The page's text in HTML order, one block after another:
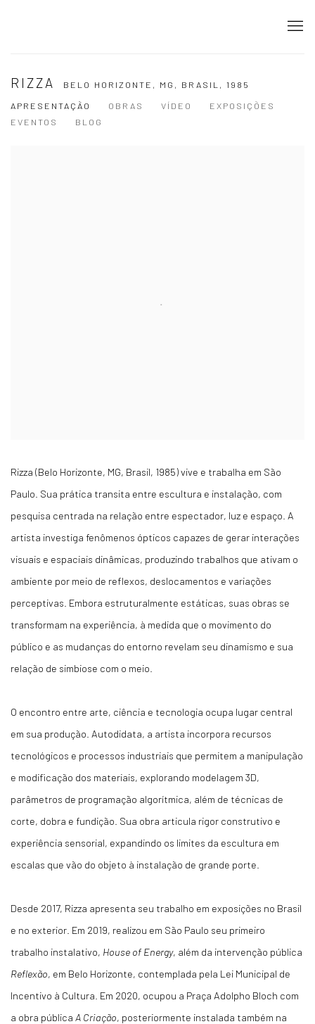
RIZZA BELO HORIZONTE, MG, BRASIL,1985
APRESENTAÇÃO
OBRAS VÍDEO
EXPOSIÇÕES
EVENTOS
BLOG
Rizza (Belo Horizonte, MG, Brasil, 1985) vive e trabalha em São
Paulo. Sua prática transita entre escultura e instalação, com
pesquisa centrada na relação entre espectador, luz e espaço. A
artista investiga fenômenos ópticos capazes de gerar interações
visuais e espaciais dinâmicas, produzindo trabalhos que ativam o
ambiente por meio de reflexos, deslocamentos e variações
perceptivas. Embora estruturalmente estáticas, suas obras se
transformam na experiência, à medida que o movimento do
público e as mudanças do entorno revelam seu dinamismo e sua
relação de simbiose com o meio.
O encontro entre arte, ciência e tecnologia ocupa lugar central
em sua produção. Autodidata, a artista incorpora recursos
tecnológicos e processos industriais que permitem a manipulação
e modificação dos materiais, explorando modelagem 3D,
parâmetros de programação algorítmica, além de técnicas de
corte, dobra e fundição. Sua obra articula rigor construtivo e
experiência sensorial, expandindo os limites da escultura em
escalas que vão do objeto à instalação de grande porte.
Desde 2017, Rizza apresenta seu trabalho em exposições no Brasil
e no exterior. Em 2019, realizou em São Paulo seu primeiro
trabalho instalativo, House of Energy, além da intervenção pública
Reflexão, em Belo Horizonte, contemplada pela Lei Municipal de
Incentivo à Cultura. Em 2020, ocupou a Praça Adolpho Bloch com
a obra pública A Criação, posteriormente instalada também na